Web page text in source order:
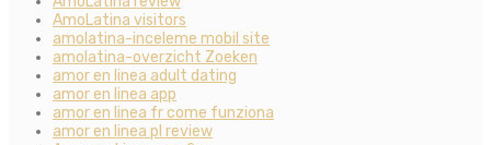
AmoLatina visitors
amolatina-inceleme mobil site
amolatina-overzicht Zoeken
amor en linea adult dating
amor en linea app
amor en linea fr come funziona
amor en linea pl review